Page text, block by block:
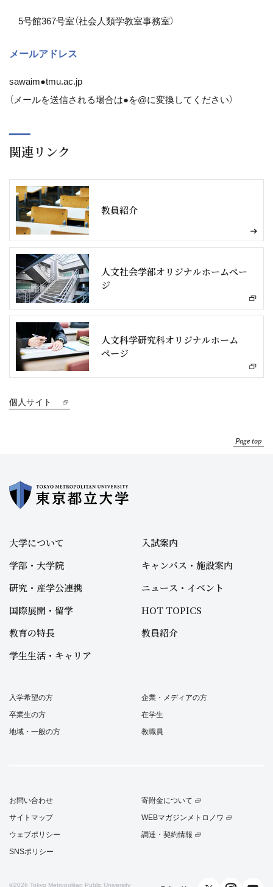
5号館367号室（社会人類学教室事務室）
メールアドレス
sawaim●tmu.ac.jp
（メールを送信される場合は●を@に変換してください）
関連リンク
教員紹介
人文社会学部オリジナルホームペー
ジ
人文科学研究科オリジナルホーム
ページ
個人サイト
Page top
大学について
学部・大学院
研究・産学公連携
国際展開・留学
教育の特長
学生生活・キャリア
入試案内
キャンパス・施設案内
ニュース・イベント
HOT TOPICS
教員紹介
入学希望の方
卒業生の方
地域・一般の方
企業・メディアの方
在学生
教職員
お問い合わせ
サイトマップ
ウェブポリシー
SNSポリシー
寄附金について
WEBマガジンメトロノワ
調達・契約情報
©2026 Tokyo Metropolitan Public University